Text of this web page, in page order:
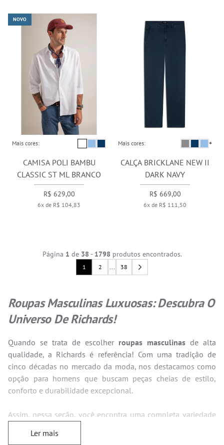
Mais cores:
CAMISA POLI BAMBU
CLASSIC ST ML BRANCO
R$ 629,00
6x de R$ 104,83
NOVO
Mais cores: +
CALÇA BRICKLANE NEW II
DARK NAVY
R$ 669,00
6x de R$ 111,50
Página 1 de 38 - 1798 produtos encontrados.
1 2 38
Roupas Masculinas Luxuosas: Descubra O
Universo De Richards!
Quando se trata de escolher roupas masculinas de alta
qualidade, a Richards é referência! Com uma tradição de
cinco décadas no mercado da moda, nos destacamos como
opção para homens que buscam peças cheias de estilo,
conforto e durabilidade excepcional.
Assim, nessa seção, você encontra uma completa variedade
bermudas masculinas
Ler mais